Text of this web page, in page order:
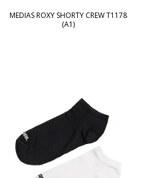
MEDIAS ROXY SHORTY CREW T1178
(A1)